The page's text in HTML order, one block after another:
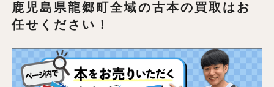
鹿児島県龍郷町全域の古本の買取はお
任せください！